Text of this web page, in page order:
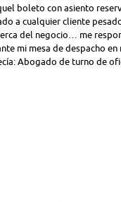
boleto con asiento
a cualquier cliente
del negocio… me
mi mesa de despacho
Abogado de turno de